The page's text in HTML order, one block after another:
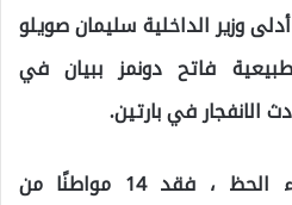
وزير الداخلية سليمان صويلو
فاتح دونمز ببيان في
الانفجار في بارتين.
وقال الوزير صويلو: “لسوء الحظ ، فقد 14 مواطنًا من